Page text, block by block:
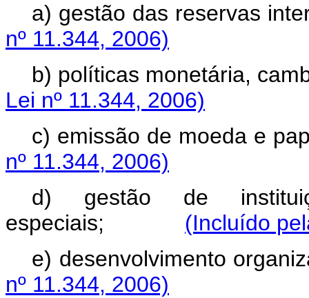
a) gestão das
nº 11.344, 2006)
b) políticas monetária,
Lei nº 11.344, 2006)
c) emissão de moeda
nº 11.344, 2006)
d) gestão de
especiais; (Incluído
e) desenvolvimento
nº 11.344, 2006)